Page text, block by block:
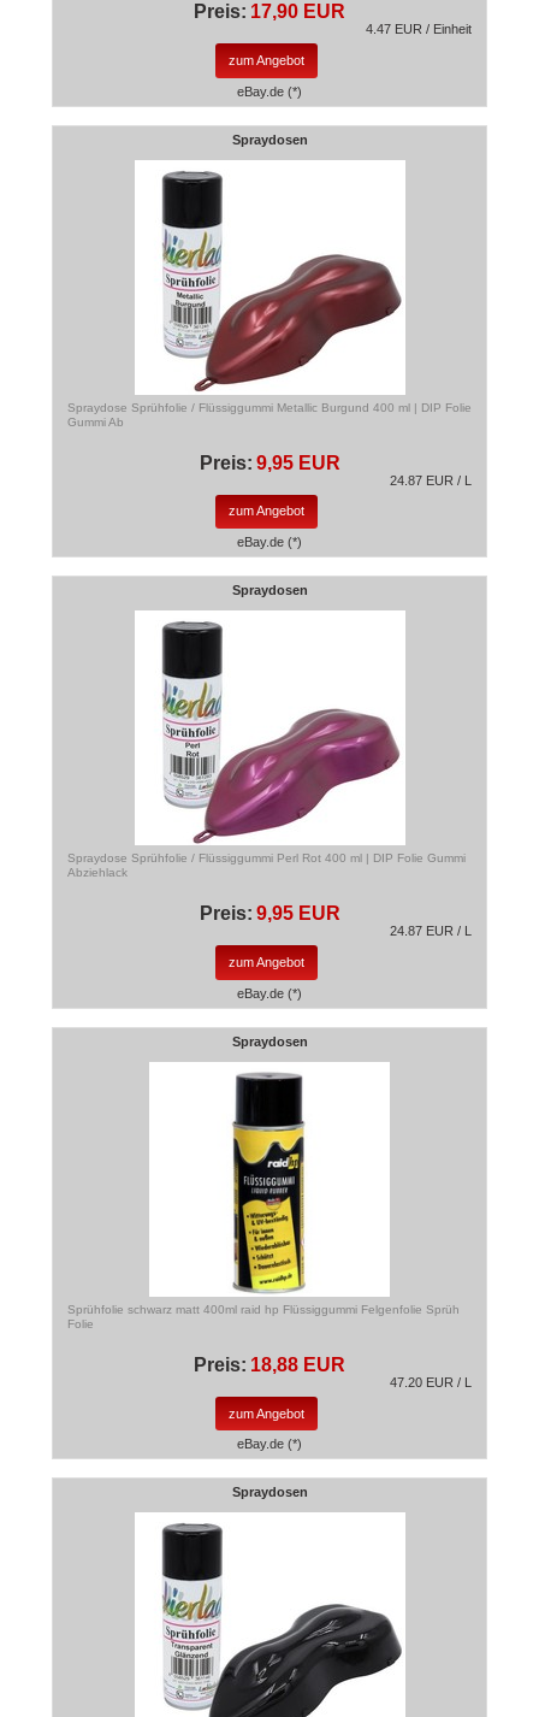
Preis: 17,90 EUR
4.47 EUR / Einheit
zum Angebot
eBay.de (*)
Spraydosen
Spraydose Sprühfolie / Flüssiggummi Metallic Burgund 400 ml | DIP Folie
Gummi Ab
Preis: 9,95 EUR
24.87 EUR / L
zum Angebot
eBay.de (*)
Spraydosen
Spraydose Sprühfolie / Flüssiggummi Perl Rot 400 ml | DIP Folie Gummi
Abziehlack
Preis: 9,95 EUR
24.87 EUR / L
zum Angebot
eBay.de (*)
Spraydosen
Sprühfolie schwarz matt 400ml raid hp Flüssiggummi Felgenfolie Sprüh
Folie
Preis: 18,88 EUR
47.20 EUR / L
zum Angebot
eBay.de (*)
Spraydosen